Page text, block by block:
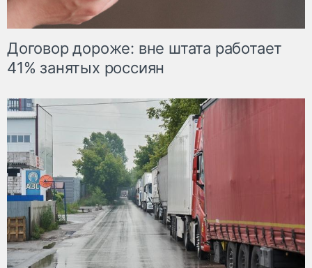
Договор дороже: вне штата работает
41% занятых россиян